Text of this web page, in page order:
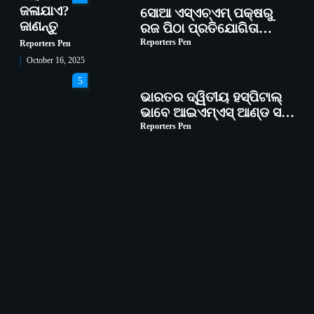
ଜଳାଯାଏ?
ଜାଣନ୍ତୁ
Reporters Pen
October 16, 2025
ସୋଆ ଏସ୍‌ଏଚ୍‌ଏମ୍ ପକ୍ଷରୁ
ରଜ ପିଠା ପ୍ରତିଯୋଗିତା
ଆୟୋଜିତ
Reporters Pen
5
ଭାରତର ଦ୍ୱିତୀୟ ହସ୍ପିଟାଲ୍
ଭାବେ ଆଇଏମ୍‌ଏସ୍ ଆଣ୍ଡ ସମ
ହସ୍ପିଟାଲ୍‌ରେ ଅତ୍ୟାଧୁନିକ
Reporters Pen